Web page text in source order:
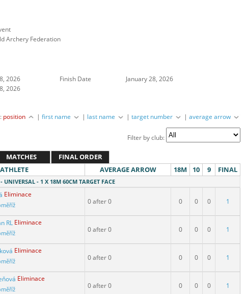
Archery Federation
2026 Finish Date
January 28, 2026
2026
position |first name | last name |target number |average arrow
Filter by club:
MATCHES
FINAL ORDER
ATHLETE AVERAGE ARROW 18M 10 9 FINAL
UNIVERSAL - 1 X 18M 60CM TARGET FACE
Eliminace
0 after 0 0 0 0 1
RL Eliminace
0 after 0 0 0 0 1
Eliminace
0 after 0 0 0 0 1
Eliminace
0 after 0 0 0 0 1